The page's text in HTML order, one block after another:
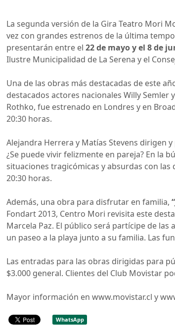
La segunda versión de la Gira Teatro Mori
vez con grandes estrenos de la última
presentarán entre el 22 de mayo y el 8 de
Ilustre Municipalidad de La Serena y el
Una de las obras más destacadas de este
destacados actores nacionales Willy
Rothko, fue estrenado en Londres y en
20:30 horas.
Alejandra Herrera y Matías Stevens dirigen
¿Se puede vivir felizmente en pareja? En la
situaciones tragicómicas y absurdas con las
20:30 horas.
Además, una obra para disfrutar en familia,
Fondart 2013, Centro Mori revisita este
Marcela Paz. El público será partícipe de
un paseo a la playa junto a su familia. Las
Las entradas para las obras dirigidas para
$3.000 general. Clientes del Club Movistar
Mayor información en www.movistar.cl y
WhatsApp